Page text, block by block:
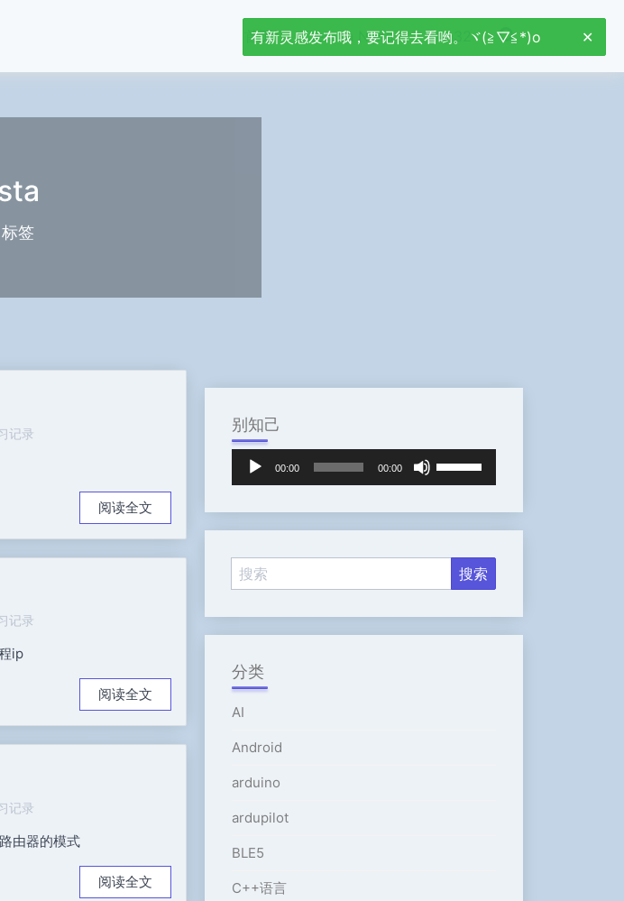
首页 Jetson Nano stm32
标签
记录
阅读全文
记录
ip
阅读全文
记录
由器的模式
阅读全文
别知己
放
00:00 00:00
/
箭
来
增
分类
AI
Android
arduino
ardupilot
BLE5
C++语言
有新灵感发布哦，要记得去看哟。ヾ(≧▽≦*)o